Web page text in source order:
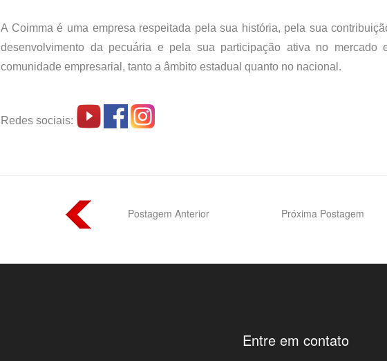
A Coimma é uma empresa respeitada pela sua história, pela sua
desenvolvimento da pecuária e pela sua participação ativa no mercado
comunidade empresarial, tanto a âmbito estadual quanto no nacional.
Redes sociais:
Postagem Anterior Próxima Postagem
Entre em contato